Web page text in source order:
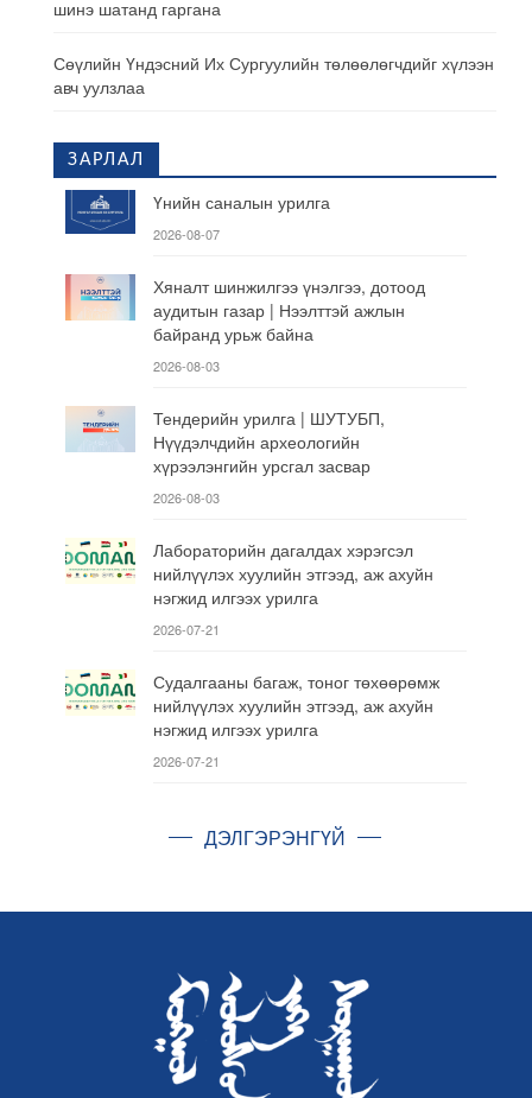
шинэ шатанд гаргана
Сөүлийн Үндэсний Их Сургуулийн төлөөлөгчдийг хүлээн
авч уулзлаа
ЗАРЛАЛ
Үнийн саналын урилга
2026-08-07
Хяналт шинжилгээ үнэлгээ, дотоод
аудитын газар | Нээлттэй ажлын
байранд урьж байна
2026-08-03
Тендерийн урилга | ШУТУБП,
Нүүдэлчдийн археологийн
хүрээлэнгийн урсгал засвар
2026-08-03
Лабораторийн дагалдах хэрэгсэл
нийлүүлэх хуулийн этгээд, аж ахуйн
нэгжид илгээх урилга
2026-07-21
Судалгааны багаж, тоног төхөөрөмж
нийлүүлэх хуулийн этгээд, аж ахуйн
нэгжид илгээх урилга
2026-07-21
ДЭЛГЭРЭНГҮЙ